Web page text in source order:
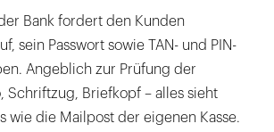
Bank fordert den Kunden
sein Passwort sowie TAN- und PIN-
Angeblich zur Prüfung der
Schriftzug, Briefkopf – alles sieht
wie die Mailpost der eigenen Kasse.